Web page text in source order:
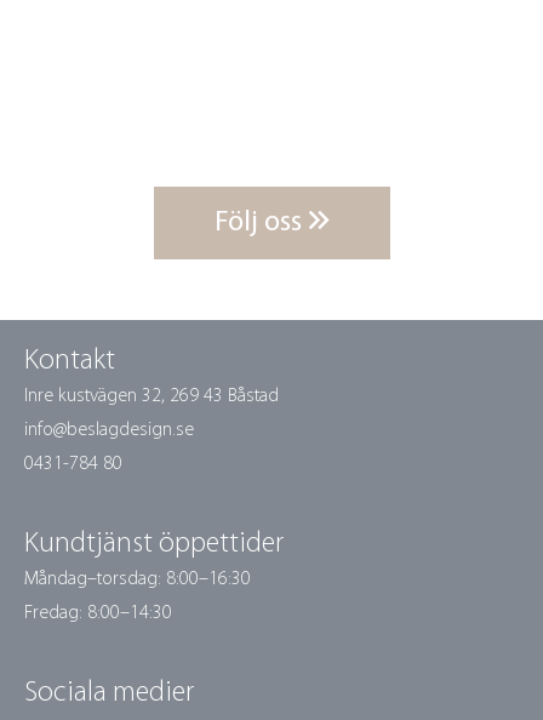
Följ oss
Kontakt
Inre kustvägen 32, 269 43 Båstad
info@beslagdesign.se
0431-784 80
Kundtjänst öppettider
Måndag–torsdag: 8:00–16:30
Fredag: 8:00–14:30
Sociala medier